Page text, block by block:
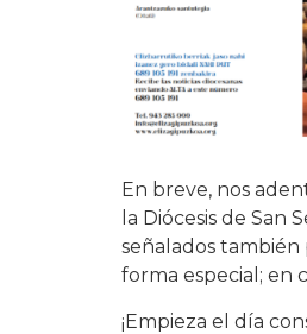
En breve, nos
la Diócesis de San
señalados también
forma especial; en
¡Empieza el día